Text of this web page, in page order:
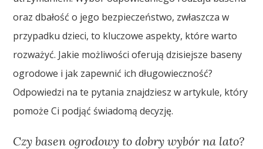
oraz dbałość o jego bezpieczeństwo, zwłaszcza w
przypadku dzieci, to kluczowe aspekty, które warto
rozważyć. Jakie możliwości oferują dzisiejsze baseny
ogrodowe i jak zapewnić ich długowieczność?
Odpowiedzi na te pytania znajdziesz w artykule, który
pomoże Ci podjąć świadomą decyzję.
Czy basen ogrodowy to dobry wybór na lato?